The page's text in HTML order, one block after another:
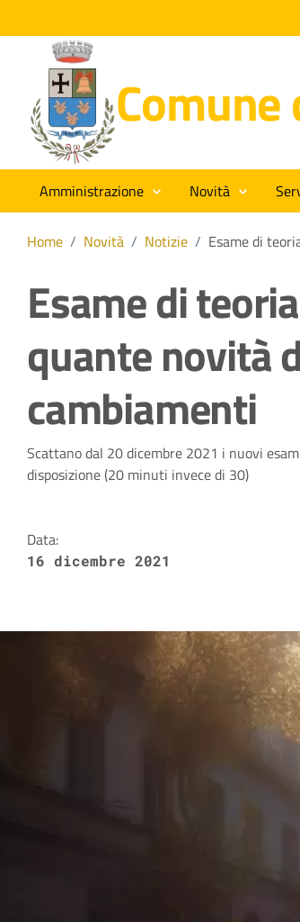
Amministrazione Novità
Home / Novità / Notizie / Esame di
Esame di
quante novità
cambiamenti
Dettagli della
Scattano dal 20 dicembre 2021 i nuovi
disposizione (20 minuti invece di 30)
Data:
16 dicembre 2021